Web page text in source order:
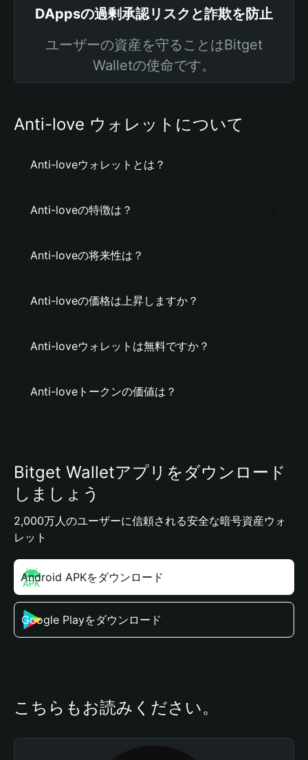
DAppsの過剰承認リスクと詐欺を防止
ユーザーの資産を守ることはBitget
Walletの使命です。
Anti-love ウォレットについて
Anti-loveウォレットとは？
Anti-loveの特徴は？
Anti-loveの将来性は？
Anti-loveの価格は上昇しますか？
Anti-loveウォレットは無料ですか？
Anti-loveトークンの価値は？
Bitget Walletアプリをダウンロード
しましょう
2,000万人のユーザーに信頼される安全な暗号資産ウォ
レット
Android APKをダウンロード
Google Playをダウンロード
こちらもお読みください。